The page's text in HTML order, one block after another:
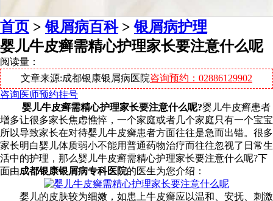
首页 >银屑病百科>银屑病护理
婴儿牛皮癣需精心护理家长要注意什么呢
阅读量：
文章来源:成都银康银屑病医院咨询预约：02886129902
咨询医师预约挂号
婴儿牛皮癣需精心护理家长要注意什么呢?婴儿牛皮癣患者
增多让很多家长焦虑憔悴，一个家庭或者几个家庭只有一个宝宝
所以导致家长在对待婴儿牛皮癣患者方面往往是急而出错。很多
家长明白婴儿体质弱小不能用普通药物治疗而往往忽视了日常生
活中的护理，那么婴儿牛皮癣需精心护理家长要注意什么呢?下
面由成都银康银屑病专科医院的医生为您介绍：
婴儿的皮肤较为细嫩，如患上牛皮癣应以温和、安抚、刺激